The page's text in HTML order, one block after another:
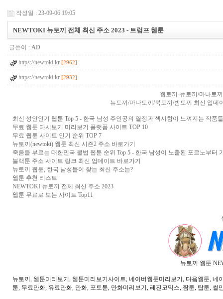
작성일 : 23-09-06 19:05
NEWTOKI 뉴토끼 전체 최신 주소 2023 - 트럼프 웹툰
글쓴이 : AD
https://newtoki.kr [2962]
https://newtoki.kr [2932]
웹토끼-뉴토끼/마나토
뉴토끼/마나토끼/북토끼/밤토끼 최신 업데
최신 성인인기 웹툰 Top 5 - 한국 남성 주인공의 열정과 섹시함이 느껴지는 작품들
무료 웹툰 다시보기 미리보기 플랫폼 사이트 TOP 10
무료 웹툰 사이트 인기 순위 TOP 7
뉴토끼(newtoki) 웹툰 최신 시즌2 주소 바로가기
죽음을 부르는 대한민국 불법 웹툰 순위 Top 5 - 한국 남성이 노출된 포르노부터
블랙툰 주소 사이트 링크 최신 업데이트 바로가기
뉴토끼 웹툰, 한국 남성들이 찾는 최신 주소는?
웹툰 추천 리스트
NEWTOKI 뉴토끼 전체 최신 주소 2023
웹툰 무료로 보는 사이트 Top11
뉴토끼 웹툰
뉴토끼, 웹툰미리보기, 웹툰미리보기사이트, 네이버웹툰미리보기, 다음웹툰,
툰, 무료만화, 유료만화, 만화, 포토툰, 만화미리보기, 레진코믹스, 짬툰, 탑툰, 썰